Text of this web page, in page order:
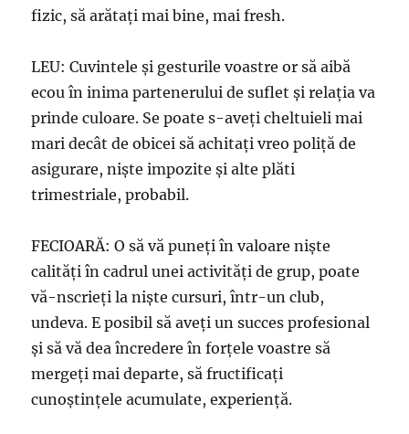
fizic, să arătaţi mai bine, mai fresh.
LEU: Cuvintele şi gesturile voastre or să aibă
ecou în inima partenerului de suflet şi relaţia va
prinde culoare. Se poate s-aveţi cheltuieli mai
mari decât de obicei să achitaţi vreo poliță de
asigurare, nişte impozite şi alte plăti
trimestriale, probabil.
FECIOARĂ: O să vă puneţi în valoare nişte
calităţi în cadrul unei activităţi de grup, poate
vă-nscrieți la nişte cursuri, într-un club,
undeva. E posibil să aveţi un succes profesional
şi să vă dea încredere în forţele voastre să
mergeţi mai departe, să fructificaţi
cunoştinţele acumulate, experienţă.